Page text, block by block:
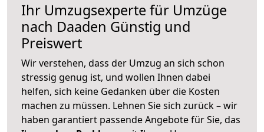
Ihr Umzugsexperte für Umzüge
nach Daaden Günstig und
Preiswert
Wir verstehen, dass der Umzug an sich schon
stressig genug ist, und wollen Ihnen dabei
helfen, sich keine Gedanken über die Kosten
machen zu müssen. Lehnen Sie sich zurück – wir
haben garantiert passende Angebote für Sie, das